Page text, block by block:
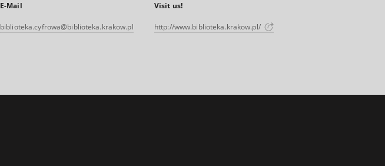
E-Mail
biblioteka.cyfrowa@biblioteka.krakow.pl
Visit us!
http://www.biblioteka.krakow.pl/